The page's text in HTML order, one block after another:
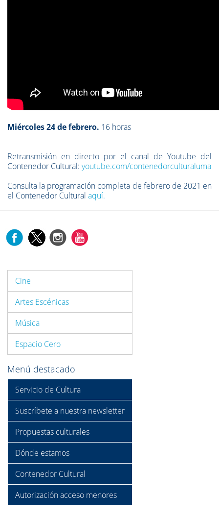
Miércoles 24 de febrero. 16 horas
Retransmisión en directo por el canal de Youtube del
Contenedor Cultural: youtube.com/contenedorculturaluma
Consulta la programación completa de febrero de 2021 en
el Contenedor Cultural aquí.
Cine
Artes Escénicas
Música
Espacio Cero
Menú destacado
Servicio de Cultura
Suscríbete a nuestra newsletter
Propuestas culturales
Dónde estamos
Contenedor Cultural
Autorización acceso menores